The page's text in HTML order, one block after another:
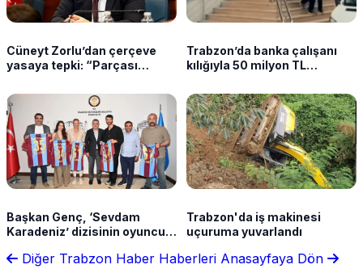
Cüneyt Zorlu’dan çerçeve
yasaya tepki: “Parçası
Trabzon’da banka çalışanı
kılığıyla 50 milyon TL
Başkan Genç, ‘Sevdam
Karadeniz’ dizisinin oyuncu
festivali için tarih verdi
Trabzon'da iş makinesi
uçuruma yuvarlandı
Diğer Trabzon Haber Haberleri Anasayfaya Dön